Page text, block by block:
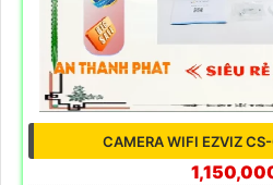
CAMERA WIFI EZVIZ